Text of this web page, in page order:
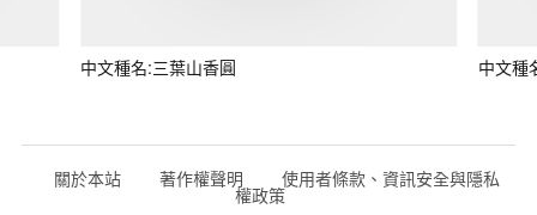
中文種名:三葉山香圓 中文種
關於本站 著作權聲明 使用者條款、資訊安全與隱私
權政策